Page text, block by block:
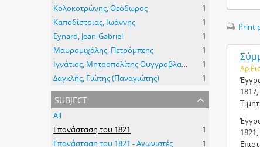
Κολοκοτρώνης, Θεόδωρος
1
Καποδίστριας, Ιωάννης
1
Eynard, Jean-Gabriel
1
Μαυρομιχάλης, Πετρόμπεης
1
Ιγνάτιος, Μητροπολίτης Ουγγροβλαχίας
1
Δαγκλής, Γιώτης (Παναγιώτης)
1
subject
All
Επανάσταση του 1821
1
Επανάσταση του 1821 - Αγωνιστές
1
Print
1817,